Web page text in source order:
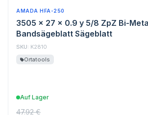
AMADA HFA-250
3505 x 27 x 0.9 y 5/8 ZpZ Bi-
Bandsägeblatt Sägeblatt
SKU: K2810
Ortatools
Auf Lager
47.92 €